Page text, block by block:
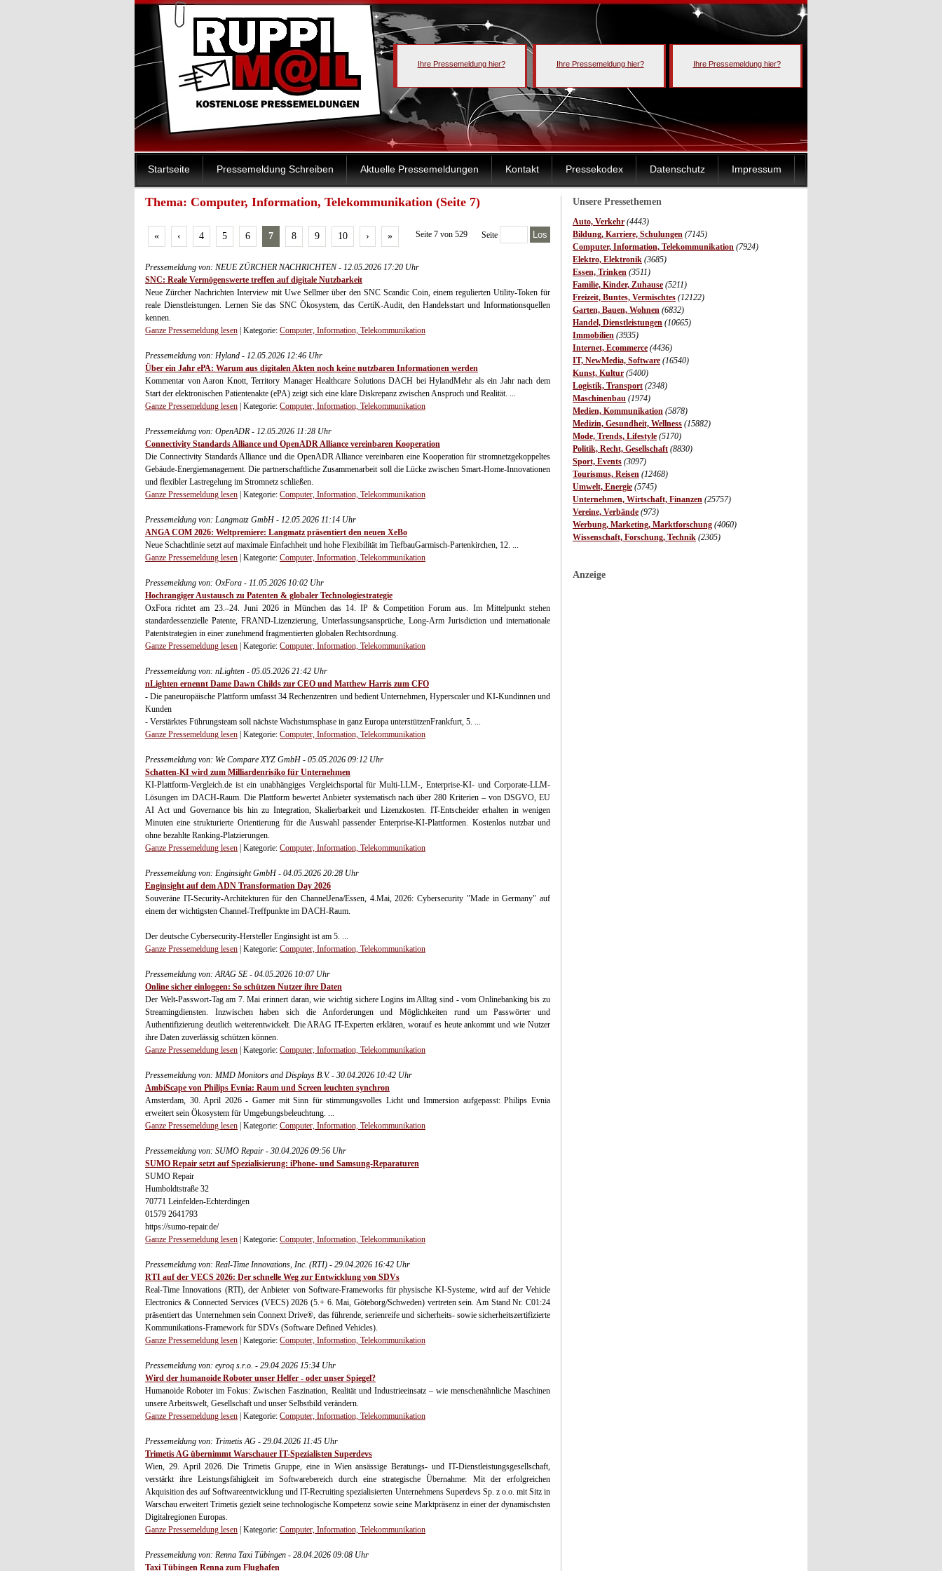
Ihre Pressemeldung hier? Ihre Pressemeldung hier? Ihre Pressemeldung hier?
Startseite Pressemeldung Schreiben Aktuelle Pressemeldungen Kontakt Pressekodex Datenschutz Impressum
Unsere Pressethemen
Auto, Verkehr (4443)
Bildung, Karriere, Schulungen (7145)
Computer, Information, Telekommunikation (7924)
Elektro, Elektronik (3685)
Essen, Trinken (3511)
Familie, Kinder, Zuhause (5211)
Freizeit, Buntes, Vermischtes (12122)
Garten, Bauen, Wohnen (6832)
Handel, Dienstleistungen (10665)
Immobilien (3935)
Internet, Ecommerce (4436)
IT, NewMedia, Software (16540)
Kunst, Kultur (5400)
Logistik, Transport (2348)
Maschinenbau (1974)
Medien, Kommunikation (5878)
Medizin, Gesundheit, Wellness (15882)
Mode, Trends, Lifestyle (5170)
Politik, Recht, Gesellschaft (8830)
Sport, Events (3097)
Tourismus, Reisen (12468)
Umwelt, Energie (5745)
Unternehmen, Wirtschaft, Finanzen (25757)
Vereine, Verbände (973)
Werbung, Marketing, Marktforschung (4060)
Wissenschaft, Forschung, Technik (2305)
Anzeige
Thema: Computer, Information, Telekommunikation (Seite 7)
« ‹ 4 5 6 7 8 9 10 › » Seite Los
Seite 7 von 529
Pressemeldung von: NEUE ZÜRCHER NACHRICHTEN - 12.05.2026 17:20 Uhr
SNC: Reale Vermögenswerte treffen auf digitale Nutzbarkeit
Neue Zürcher Nachrichten Interview mit Uwe Sellmer über den SNC Scandic Coin, einem regulierten Utility‑Token für
reale Dienstleistungen. Lernen Sie das SNC Ökosystem, das CertiK‑Audit, den Handelsstart und Informationsquellen
kennen.
Ganze Pressemeldung lesen | Kategorie: Computer, Information, Telekommunikation
Pressemeldung von: Hyland - 12.05.2026 12:46 Uhr
Über ein Jahr ePA: Warum aus digitalen Akten noch keine nutzbaren Informationen werden
Kommentar von Aaron Knott, Territory Manager Healthcare Solutions DACH bei HylandMehr als ein Jahr nach dem
Start der elektronischen Patientenakte (ePA) zeigt sich eine klare Diskrepanz zwischen Anspruch und Realität. ...
Ganze Pressemeldung lesen | Kategorie: Computer, Information, Telekommunikation
Pressemeldung von: OpenADR - 12.05.2026 11:28 Uhr
Connectivity Standards Alliance und OpenADR Alliance vereinbaren Kooperation
Die Connectivity Standards Alliance und die OpenADR Alliance vereinbaren eine Kooperation für stromnetzgekoppeltes
Gebäude-Energiemanagement. Die partnerschaftliche Zusammenarbeit soll die Lücke zwischen Smart-Home-Innovationen
und flexibler Lastregelung im Stromnetz schließen.
Ganze Pressemeldung lesen | Kategorie: Computer, Information, Telekommunikation
Pressemeldung von: Langmatz GmbH - 12.05.2026 11:14 Uhr
ANGA COM 2026: Weltpremiere: Langmatz präsentiert den neuen XeBo
Neue Schachtlinie setzt auf maximale Einfachheit und hohe Flexibilität im TiefbauGarmisch-Partenkirchen, 12. ...
Ganze Pressemeldung lesen | Kategorie: Computer, Information, Telekommunikation
Pressemeldung von: OxFora - 11.05.2026 10:02 Uhr
Hochrangiger Austausch zu Patenten & globaler Technologiestrategie
OxFora richtet am 23.–24. Juni 2026 in München das 14. IP & Competition Forum aus. Im Mittelpunkt stehen
standardessenzielle Patente, FRAND-Lizenzierung, Unterlassungsansprüche, Long-Arm Jurisdiction und internationale
Patentstrategien in einer zunehmend fragmentierten globalen Rechtsordnung.
Ganze Pressemeldung lesen | Kategorie: Computer, Information, Telekommunikation
Pressemeldung von: nLighten - 05.05.2026 21:42 Uhr
nLighten ernennt Dame Dawn Childs zur CEO und Matthew Harris zum CFO
- Die paneuropäische Plattform umfasst 34 Rechenzentren und bedient Unternehmen, Hyperscaler und KI-Kundinnen und
Kunden
- Verstärktes Führungsteam soll nächste Wachstumsphase in ganz Europa unterstützenFrankfurt, 5. ...
Ganze Pressemeldung lesen | Kategorie: Computer, Information, Telekommunikation
Pressemeldung von: We Compare XYZ GmbH - 05.05.2026 09:12 Uhr
Schatten-KI wird zum Milliardenrisiko für Unternehmen
KI-Plattform-Vergleich.de ist ein unabhängiges Vergleichsportal für Multi-LLM-, Enterprise-KI- und Corporate-LLM-
Lösungen im DACH-Raum. Die Plattform bewertet Anbieter systematisch nach über 280 Kriterien – von DSGVO, EU
AI Act und Governance bis hin zu Integration, Skalierbarkeit und Lizenzkosten. IT-Entscheider erhalten in wenigen
Minuten eine strukturierte Orientierung für die Auswahl passender Enterprise-KI-Plattformen. Kostenlos nutzbar und
ohne bezahlte Ranking-Platzierungen.
Ganze Pressemeldung lesen | Kategorie: Computer, Information, Telekommunikation
Pressemeldung von: Enginsight GmbH - 04.05.2026 20:28 Uhr
Enginsight auf dem ADN Transformation Day 2026
Souveräne IT-Security-Architekturen für den ChannelJena/Essen, 4.Mai, 2026: Cybersecurity "Made in Germany" auf
einem der wichtigsten Channel-Treffpunkte im DACH-Raum.
Der deutsche Cybersecurity-Hersteller Enginsight ist am 5. ...
Ganze Pressemeldung lesen | Kategorie: Computer, Information, Telekommunikation
Pressemeldung von: ARAG SE - 04.05.2026 10:07 Uhr
Online sicher einloggen: So schützen Nutzer ihre Daten
Der Welt-Passwort-Tag am 7. Mai erinnert daran, wie wichtig sichere Logins im Alltag sind - vom Onlinebanking bis zu
Streamingdiensten. Inzwischen haben sich die Anforderungen und Möglichkeiten rund um Passwörter und
Authentifizierung deutlich weiterentwickelt. Die ARAG IT-Experten erklären, worauf es heute ankommt und wie Nutzer
ihre Daten zuverlässig schützen können.
Ganze Pressemeldung lesen | Kategorie: Computer, Information, Telekommunikation
Pressemeldung von: MMD Monitors and Displays B.V. - 30.04.2026 10:42 Uhr
AmbiScape von Philips Evnia: Raum und Screen leuchten synchron
Amsterdam, 30. April 2026 - Gamer mit Sinn für stimmungsvolles Licht und Immersion aufgepasst: Philips Evnia
erweitert sein Ökosystem für Umgebungsbeleuchtung. ...
Ganze Pressemeldung lesen | Kategorie: Computer, Information, Telekommunikation
Pressemeldung von: SUMO Repair - 30.04.2026 09:56 Uhr
SUMO Repair setzt auf Spezialisierung: iPhone- und Samsung-Reparaturen
SUMO Repair
Humboldtstraße 32
70771 Leinfelden-Echterdingen
01579 2641793
https://sumo-repair.de/
Ganze Pressemeldung lesen | Kategorie: Computer, Information, Telekommunikation
Pressemeldung von: Real-Time Innovations, Inc. (RTI) - 29.04.2026 16:42 Uhr
RTI auf der VECS 2026: Der schnelle Weg zur Entwicklung von SDVs
Real-Time Innovations (RTI), der Anbieter von Software-Frameworks für physische KI-Systeme, wird auf der Vehicle
Electronics & Connected Services (VECS) 2026 (5.+ 6. Mai, Göteborg/Schweden) vertreten sein. Am Stand Nr. C01:24
präsentiert das Unternehmen sein Connext Drive®, das führende, serienreife und sicherheits- sowie sicherheitszertifizierte
Kommunikations-Framework für SDVs (Software Defined Vehicles).
Ganze Pressemeldung lesen | Kategorie: Computer, Information, Telekommunikation
Pressemeldung von: eyroq s.r.o. - 29.04.2026 15:34 Uhr
Wird der humanoide Roboter unser Helfer - oder unser Spiegel?
Humanoide Roboter im Fokus: Zwischen Faszination, Realität und Industrieeinsatz – wie menschenähnliche Maschinen
unsere Arbeitswelt, Gesellschaft und unser Selbstbild verändern.
Ganze Pressemeldung lesen | Kategorie: Computer, Information, Telekommunikation
Pressemeldung von: Trimetis AG - 29.04.2026 11:45 Uhr
Trimetis AG übernimmt Warschauer IT-Spezialisten Superdevs
Wien, 29. April 2026. Die Trimetis Gruppe, eine in Wien ansässige Beratungs- und IT-Dienstleistungsgesellschaft,
verstärkt ihre Leistungsfähigkeit im Softwarebereich durch eine strategische Übernahme: Mit der erfolgreichen
Akquisition des auf Softwareentwicklung und IT-Recruiting spezialisierten Unternehmens Superdevs Sp. z o.o. mit Sitz in
Warschau erweitert Trimetis gezielt seine technologische Kompetenz sowie seine Marktpräsenz in einer der dynamischsten
Digitalregionen Europas.
Ganze Pressemeldung lesen | Kategorie: Computer, Information, Telekommunikation
Pressemeldung von: Renna Taxi Tübingen - 28.04.2026 09:08 Uhr
Taxi Tübingen Renna zum Flughafen